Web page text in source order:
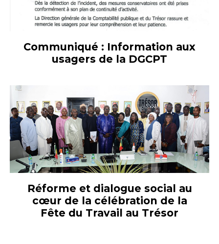
Communiqué : Information aux
usagers de la DGCPT
Réforme et dialogue social au
cœur de la célébration de la
Fête du Travail au Trésor